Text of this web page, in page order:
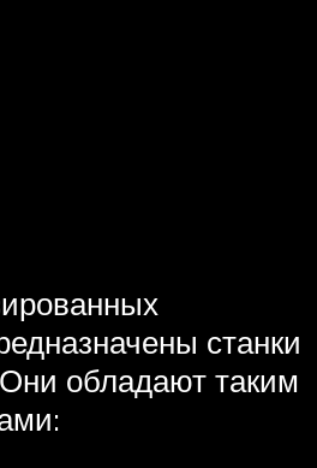
станки
обладают таким